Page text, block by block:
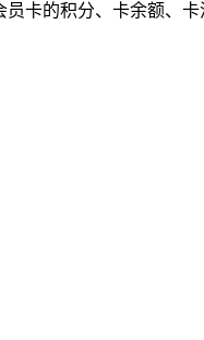
卡的积分、卡余额、